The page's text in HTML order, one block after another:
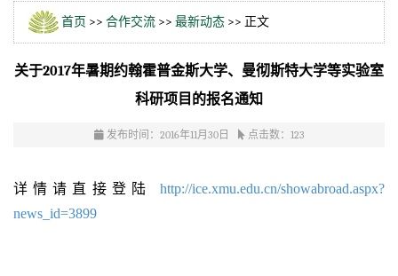
首页 >> 合作交流 >> 最新动态 >> 正文
关于2017年暑期约翰霍普金斯大学、曼彻斯特大学等实验室
科研项目的报名通知
发布时间：2016年11月30日 点击数： 123
详情请直接登陆 http://ice.xmu.edu.cn/showabroad.aspx?
news_id=3899